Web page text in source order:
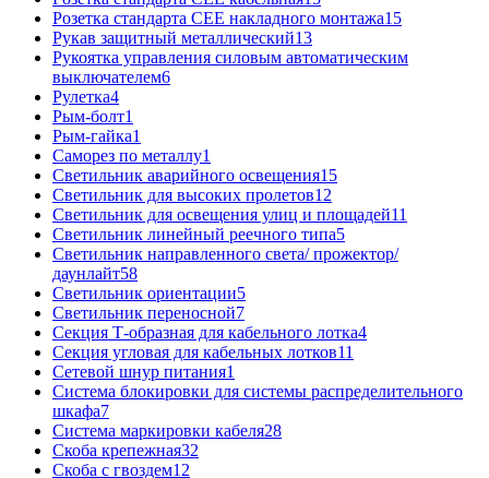
Розетка стандарта СЕЕ накладного монтажа15
Рукав защитный металлический13
Рукоятка управления силовым автоматическим
выключателем6
Рулетка4
Рым-болт1
Рым-гайка1
Саморез по металлу1
Светильник аварийного освещения15
Светильник для высоких пролетов12
Светильник для освещения улиц и площадей11
Светильник линейный реечного типа5
Светильник направленного света/ прожектор/
даунлайт58
Светильник ориентации5
Светильник переносной7
Секция Т-образная для кабельного лотка4
Секция угловая для кабельных лотков11
Сетевой шнур питания1
Система блокировки для системы распределительного
шкафа7
Система маркировки кабеля28
Скоба крепежная32
Скоба с гвоздем12